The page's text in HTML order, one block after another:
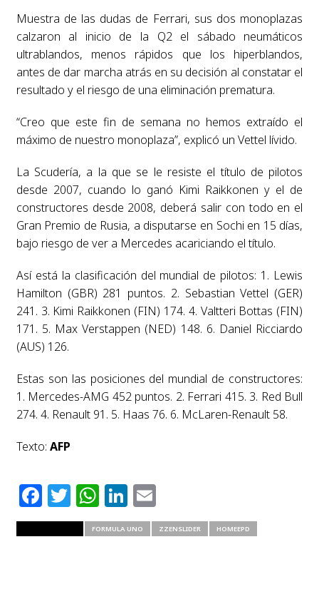
Muestra de las dudas de Ferrari, sus dos monoplazas
calzaron al inicio de la Q2 el sábado neumáticos
ultrablandos, menos rápidos que los hiperblandos,
antes de dar marcha atrás en su decisión al constatar el
resultado y el riesgo de una eliminación prematura.
“Creo que este fin de semana no hemos extraído el
máximo de nuestro monoplaza”, explicó un Vettel lívido.
La Scudería, a la que se le resiste el título de pilotos
desde 2007, cuando lo ganó Kimi Raikkonen y el de
constructores desde 2008, deberá salir con todo en el
Gran Premio de Rusia, a disputarse en Sochi en 15 días,
bajo riesgo de ver a Mercedes acariciando el título.
Así está la clasificación del mundial de pilotos: 1. Lewis
Hamilton (GBR) 281 puntos. 2. Sebastian Vettel (GER)
241. 3. Kimi Raikkonen (FIN) 174. 4. Valtteri Bottas (FIN)
171. 5. Max Verstappen (NED) 148. 6. Daniel Ricciardo
(AUS) 126.
Estas son las posiciones del mundial de constructores:
1. Mercedes-AMG 452 puntos. 2. Ferrari 415. 3. Red Bull
274. 4. Renault 91. 5. Haas 76. 6. McLaren-Renault 58.
Texto: AFP
Facebook
Twitter
WhatsApp
LinkedIn
Email
FORMULA UNO ZZENSLIDER HOMEEPD